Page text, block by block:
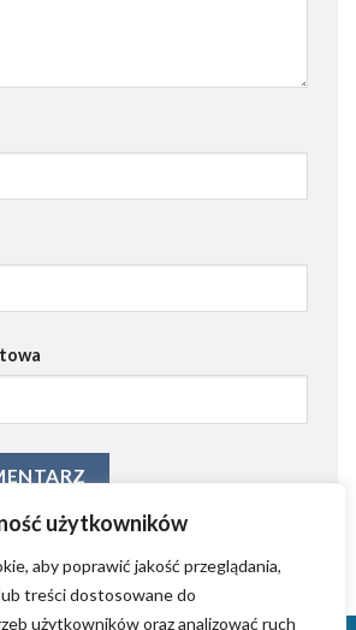
użytkowników
aby poprawić jakość przeglądania,
treści dostosowane do
użytkowników oraz analizować ruch